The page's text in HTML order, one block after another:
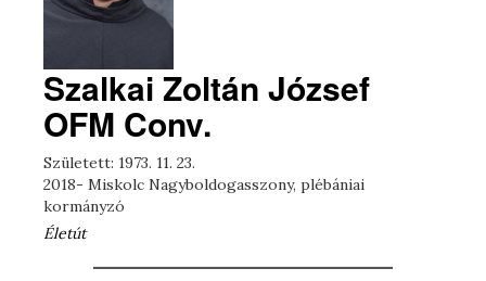
Szalkai Zoltán József
OFM Conv.
Született: 1973. 11. 23.
2018- Miskolc Nagyboldogasszony, plébániai
kormányzó
Életút